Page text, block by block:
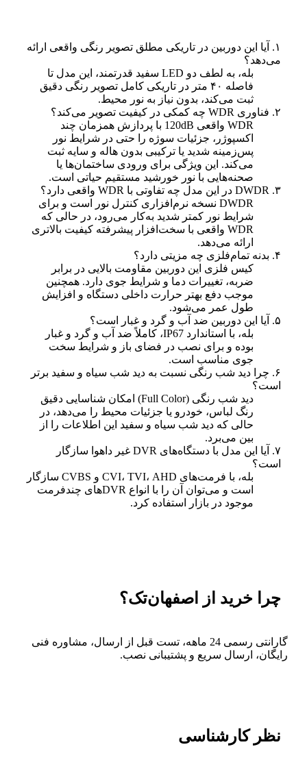
۱. آیا این دوربین در تاریکی مطلق تصویر رنگی واقعی ارائه
می‌دهد؟
بله، به لطف دو LED سفید قدرتمند، این مدل تا
فاصله ۴۰ متر در تاریکی کامل تصویر رنگی دقیق
ثبت می‌کند، بدون نیاز به نور محیط.
۲. فناوری WDR چه کمکی در کیفیت تصویر می‌کند؟
WDR واقعی 120dB با پردازش همزمان چند
اکسپوژر، جزئیات سوژه را حتی در شرایط نور
پس‌زمینه شدید یا ترکیبی بدون هاله و سایه ثبت
می‌کند. این ویژگی برای ورودی ساختمان‌ها یا
صحنه‌هایی با نور خورشید مستقیم حیاتی است.
۳. DWDR در این مدل چه تفاوتی با WDR واقعی دارد؟
DWDR نسخه نرم‌افزاری کنترل نور است و برای
شرایط نور کمتر شدید به‌کار می‌رود، در حالی که
WDR واقعی با سخت‌افزار پیشرفته کیفیت بالاتری
ارائه می‌دهد.
۴. بدنه تمام‌فلزی چه مزیتی دارد؟
کیس فلزی این دوربین مقاومت بالایی در برابر
ضربه، تغییرات دما و شرایط جوی دارد. همچنین
موجب دفع بهتر حرارت داخلی دستگاه و افزایش
طول عمر می‌شود.
۵. آیا این دوربین ضد آب و گرد و غبار است؟
بله، با استاندارد IP67، کاملاً ضد آب و گرد و غبار
بوده و برای نصب در فضای باز و شرایط سخت
جوی مناسب است.
۶. چرا دید شب رنگی نسبت به دید شب سیاه و سفید برتر
است؟
دید شب رنگی (Full Color) امکان شناسایی دقیق
رنگ لباس، خودرو یا جزئیات محیط را می‌دهد، در
حالی که دید شب سیاه و سفید این اطلاعات را از
بین می‌برد.
۷. آیا این مدل با دستگاه‌های DVR غیر داهوا سازگار
است؟
بله، با فرمت‌های CVI، TVI، AHD و CVBS سازگار
است و می‌توان آن را با انواع DVRهای چندفرمت
موجود در بازار استفاده کرد.
چرا خرید از اصفهان‌تک؟
گارانتی رسمی 24 ماهه، تست قبل از ارسال، مشاوره فنی
رایگان، ارسال سریع و پشتیبانی نصب.
نظر کارشناسی